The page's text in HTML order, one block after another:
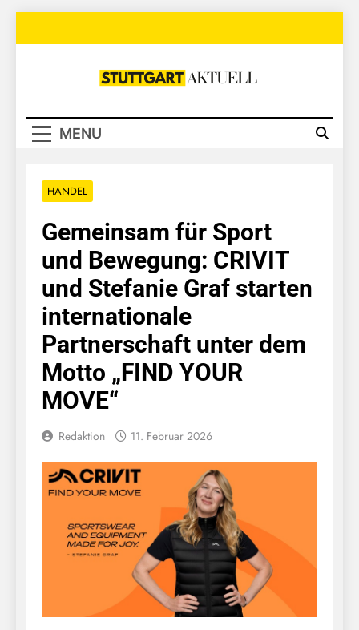
Stuttgart
MENU
HANDEL
Gemeinsam für Sport
und Bewegung: CRIVIT
und Stefanie Graf starten
internationale
Partnerschaft unter dem
Motto „FIND YOUR
MOVE“
Redaktion 11. Februar 2026